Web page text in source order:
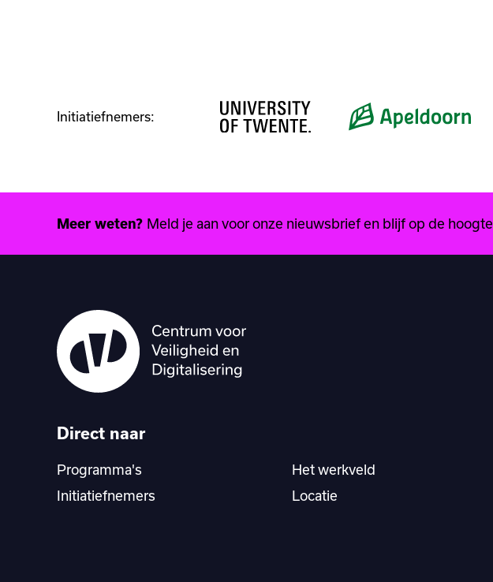
Initiatiefnemers:
Meer weten? Meld je aan voor onze nieuwsbrief en blijf op de hoogte.
Direct naar
Programma's
Initiatiefnemers
Het werkveld
Locatie